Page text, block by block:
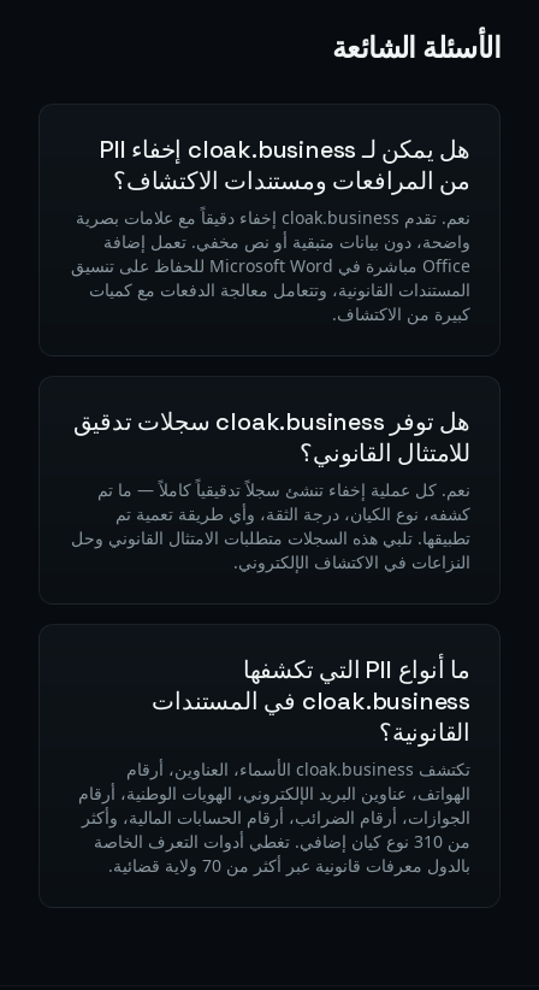
الأسئلة الشائعة
هل يمكن لـ cloak.business إخفاء PII
من المرافعات ومستندات الاكتشاف؟
نعم. تقدم cloak.business إخفاء دقيقاً مع علامات بصرية
واضحة، دون بيانات متبقية أو نص مخفي. تعمل إضافة
Office مباشرة في Microsoft Word للحفاظ على تنسيق
المستندات القانونية، وتتعامل معالجة الدفعات مع كميات
كبيرة من الاكتشاف.
هل توفر cloak.business سجلات تدقيق
للامتثال القانوني؟
نعم. كل عملية إخفاء تنشئ سجلاً تدقيقياً كاملاً — ما تم
كشفه، نوع الكيان، درجة الثقة، وأي طريقة تعمية تم
تطبيقها. تلبي هذه السجلات متطلبات الامتثال القانوني وحل
النزاعات في الاكتشاف الإلكتروني.
ما أنواع PII التي تكشفها
cloak.business في المستندات
القانونية؟
تكتشف cloak.business الأسماء، العناوين، أرقام
الهواتف، عناوين البريد الإلكتروني، الهويات الوطنية، أرقام
الجوازات، أرقام الضرائب، أرقام الحسابات المالية، وأكثر
من 310 نوع كيان إضافي. تغطي أدوات التعرف الخاصة
بالدول معرفات قانونية عبر أكثر من 70 ولاية قضائية.